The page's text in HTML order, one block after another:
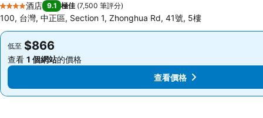
4 星級
酒店 9.1 極佳 (7,500 筆評分)
100, 台灣, 中正區, Section 1, Zhonghua Rd, 41號, 5樓
低至 $866
查看 1 個網站的價格
低至 $866
查看 1 個網站的價格
查看價格